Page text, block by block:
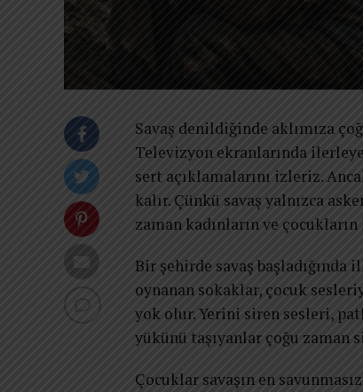
Savaş denildiğinde aklımıza
Televizyon ekranlarında
sert açıklamalarını izleriz.
kalır. Çünkü savaş yalnızca
zaman kadınların ve çocukların
Bir şehirde savaş
oynanan sokaklar, çocuk
yok olur. Yerini siren sesleri,
yükünü taşıyanlar çoğu zaman
Çocuklar savaşın en